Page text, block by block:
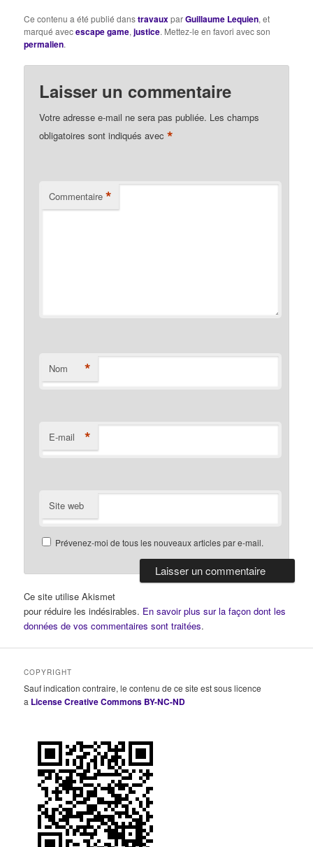
Ce contenu a été publié danstravauxparGuillaume Lequien, et
marqué avecescape game,justice. Mettez-le en favori avec son
permalien.
Laisser un commentaire
Votre adresse e-mail ne sera pas publiée. Les champs
obligatoires sont indiqués avec*
Commentaire *
Nom *
E-mail *
Site web
Prévenez-moi de tous les nouveaux articles par e-mail.
Ce site utilise Akismet
pour réduire les indésirables. En savoir plus sur la façon dont les
données de vos commentaires sont traitées.
COPYRIGHT
Sauf indication contraire, le contenu de ce site est sous licence
a License Creative Commons BY-NC-ND